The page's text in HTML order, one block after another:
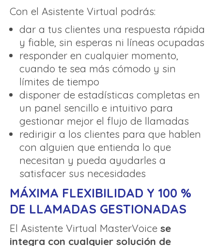
Con el Asistente Virtual podrás:
dar a tus clientes una respuesta rápida
y fiable, sin esperas ni líneas ocupadas
responder en cualquier momento,
cuando te sea más cómodo y sin
límites de tiempo
disponer de estadísticas completas en
un panel sencillo e intuitivo para
gestionar mejor el flujo de llamadas
redirigir a los clientes para que hablen
con alguien que entienda lo que
necesitan y pueda ayudarles a
satisfacer sus necesidades
MÁXIMA FLEXIBILIDAD Y 100 %
DE LLAMADAS GESTIONADAS
El Asistente Virtual MasterVoice se
integra con cualquier solución de